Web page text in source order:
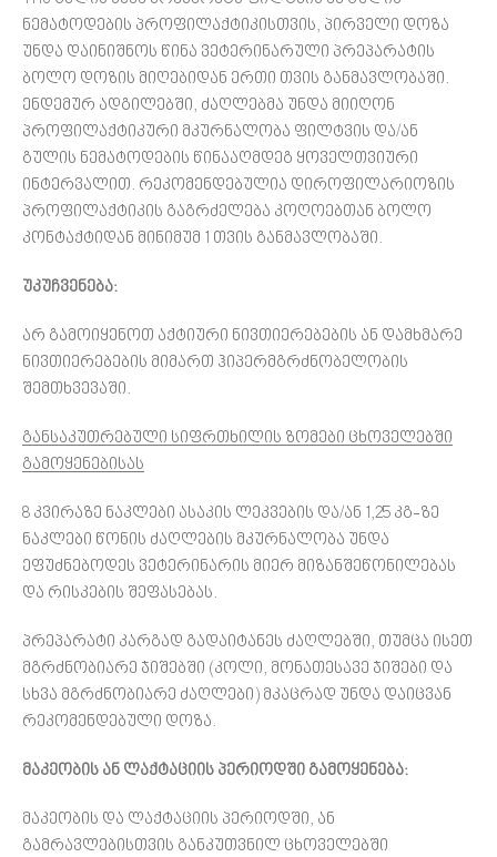
ნემატოდების პროფილაქტიკისთვის, პირველი დოზა
უნდა დაინიშნოს წინა ვეტერინარული პრეპარატის
ბოლო დოზის მიღებიდან ერთი თვის განმავლობაში.
ენდემურ ადგილებში, ძაღლებმა უნდა მიიღონ
პროფილაქტიკური მკურნალობა ფილტვის და/ან
გულის ნემატოდების წინააღმდეგ ყოველთვიური
ინტერვალით. რეკომენდებულია დიროფილარიოზის
პროფილაქტიკის გაგრძელება კოღოებთან ბოლო
კონტაქტიდან მინიმუმ 1 თვის განმავლობაში.
უკუჩვენება:
არ გამოიყენოთ აქტიური ნივთიერებების ან დამხმარე
ნივთიერებების მიმართ ჰიპერმგრძნობელობის
შემთხვევაში.
განსაკუთრებული სიფრთხილის ზომები ცხოველებში
გამოყენებისას
8 კვირაზე ნაკლები ასაკის ლეკვების და/ან 1,25 კგ-ზე
ნაკლები წონის ძაღლების მკურნალობა უნდა
ეფუძნებოდეს ვეტერინარის მიერ მიზანშეწონილებას
და რისკების შეფასებას.
პრეპარატი კარგად გადაიტანეს ძაღლებში, თუმცა ისეთ
მგრძნობიარე ჯიშებში (კოლი, მონათესავე ჯიშები და
სხვა მგრძნობიარე ძაღლები) მკაცრად უნდა დაიცვან
რეკომენდებული დოზა.
მაკეობის ან ლაქტაციის პერიოდში გამოყენება:
მაკეობის და ლაქტაციის პერიოდში, ან
გამრავლებისთვის განკუთვნილ ცხოველებში